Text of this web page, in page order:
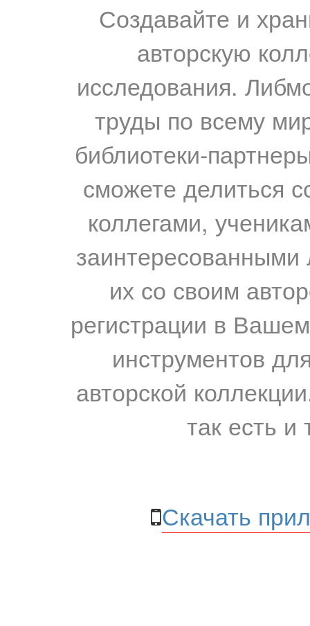
Создавайте и
авторскую
исследования.
труды по всему
библиотеки-
сможете делиться
коллегами,
их со своим
регистрации в
инструментов
авторской
так есть и
Скачать